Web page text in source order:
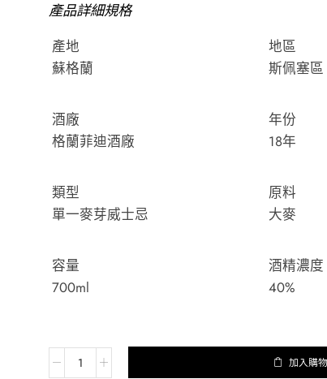
產品詳細規格
產地
蘇格蘭
地區
斯佩塞區
酒廠
格蘭菲迪酒廠
年份
18年
類型
單一麥芽威士忌
原料
大麥
容量
700ml
酒精濃度
40%
加入購